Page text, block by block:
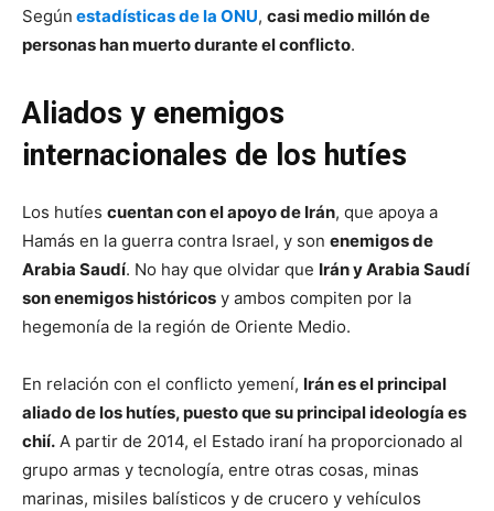
Según estadísticas de la ONU, casi medio millón de
personas han muerto durante el conflicto.
Aliados y enemigos
internacionales de los hutíes
Los hutíes cuentan con el apoyo de Irán, que apoya a
Hamás en la guerra contra Israel, y son enemigos de
Arabia Saudí. No hay que olvidar que Irán y Arabia Saudí
son enemigos históricos y ambos compiten por la
hegemonía de la región de Oriente Medio.
En relación con el conflicto yemení, Irán es el principal
aliado de los hutíes, puesto que su principal ideología es
chií. A partir de 2014, el Estado iraní ha proporcionado al
grupo armas y tecnología, entre otras cosas, minas
marinas, misiles balísticos y de crucero y vehículos